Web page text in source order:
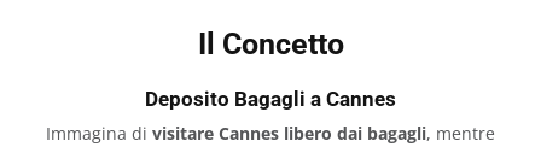
Il Concetto
Deposito Bagagli a Cannes
Immagina di visitare Cannes libero dai bagagli, mentre